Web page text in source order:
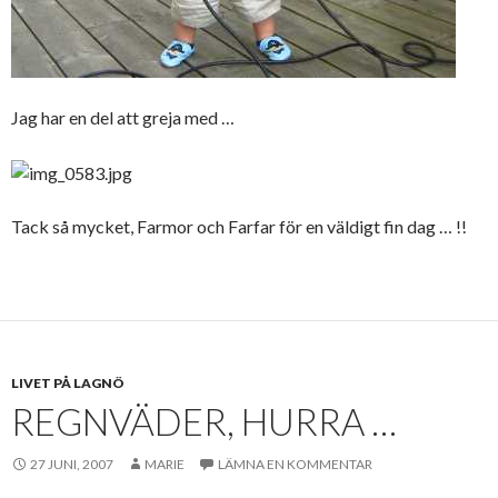
Jag har en del att greja med …
Tack så mycket, Farmor och Farfar för en väldigt fin dag … !!
LIVET PÅ LAGNÖ
REGNVÄDER, HURRA …
27 JUNI, 2007 MARIE LÄMNA EN KOMMENTAR